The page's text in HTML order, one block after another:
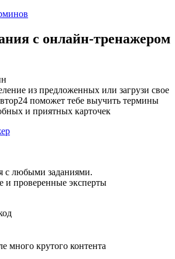
с онлайн-тренажером
из предложенных или загрузи свое
поможет тебе выучить термины
и приятных карточек
с любыми заданиями.
проверенные эксперты
много крутого контента